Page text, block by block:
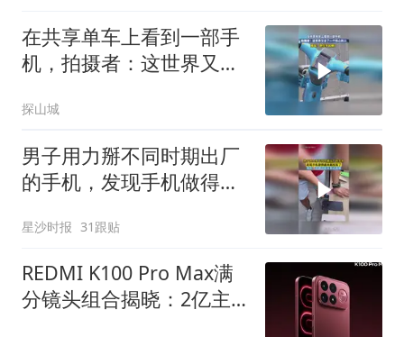
在共享单车上看到一部手
机，拍摄者：这世界又多
探山城
男子用力掰不同时期出厂
的手机，发现手机做得越
试成本有点高啊
星沙时报 31跟贴
REDMI K100 Pro Max满
分镜头组合揭晓：2亿主